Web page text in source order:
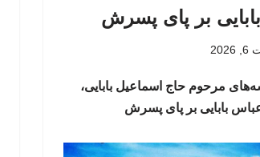
بر پای پسرش
مرحوم حاج اسماعیل بابایی،
بابایی بر پای پسرش